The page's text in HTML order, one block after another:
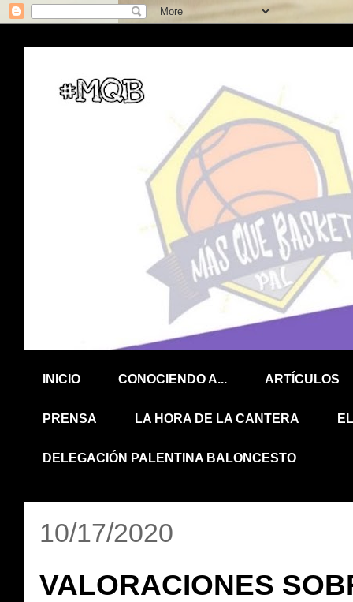
INICIO CONOCIENDO A... ARTÍCULOS
PRENSA LA HORA DE LA CANTERA
DELEGACIÓN PALENTINA BALONCESTO
10/17/2020
VALORACIONES